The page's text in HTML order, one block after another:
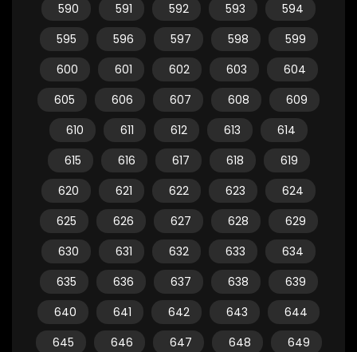
590
591 592 593
594
595
596 597 598
599
600
601 602 603
604
605
606 607 608
609
610
611 612 613
614
615
616 617 618
619
620
621 622 623
624
625
626 627 628
629
630
631 632 633
634
635
636 637 638
639
640
641 642 643
644
645
646 647 648
649